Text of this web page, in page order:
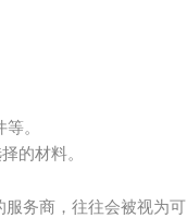
。
的材料。
服务商，往往会被视为可